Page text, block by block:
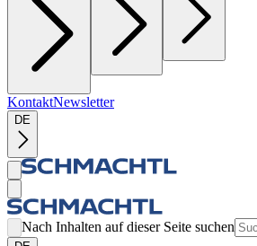
KontaktNewsletter
DE
Nach Inhalten auf dieser Seite suchen